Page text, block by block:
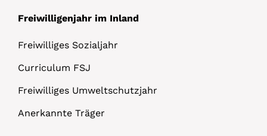
Freiwilligenjahr im Inland
Freiwilliges Sozialjahr
Curriculum FSJ
Freiwilliges Umweltschutzjahr
Anerkannte Träger